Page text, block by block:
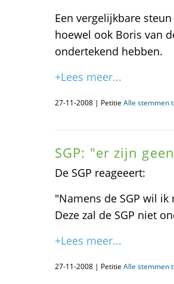
Een vergelijkbare
hoewel ook Boris van
ondertekend hebben.
+Lees meer...
27-11-2008 | Petitie Alle stemmen
SGP: "er zijn
De SGP reageeert:
"Namens de SGP wil
Deze zal de SGP niet
+Lees meer...
27-11-2008 | Petitie Alle stemmen